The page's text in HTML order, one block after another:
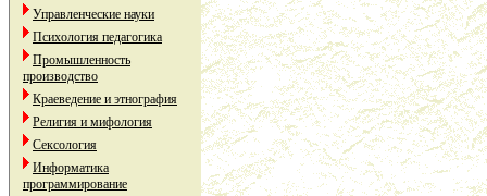
Управленческие науки
Психология педагогика
Промышленность
производство
Краеведение и этнография
Религия и мифология
Сексология
Информатика
программирование